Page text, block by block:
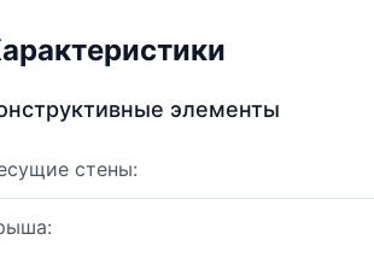
элементы
стены: